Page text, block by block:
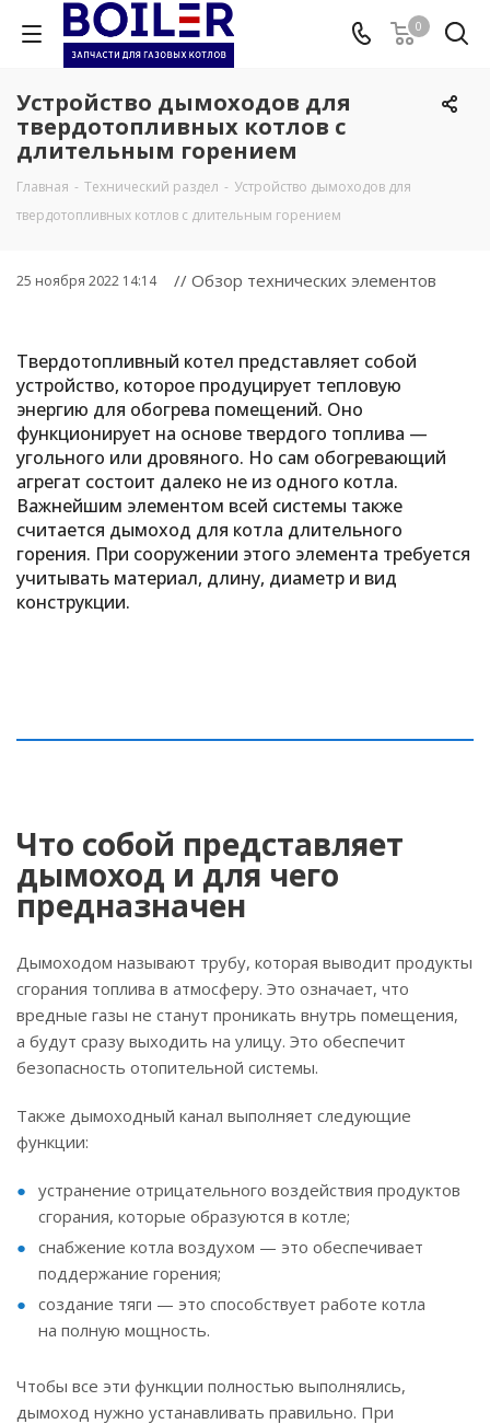
0
Устройство дымоходов для
твердотопливных котлов с
длительным горением
Главная - Технический раздел - Устройство дымоходов для
твердотопливных котлов с длительным горением
25 ноября 2022 14:14 // Обзор технических элементов
Твердотопливный котел представляет собой
устройство, которое продуцирует тепловую
энергию для обогрева помещений. Оно
функционирует на основе твердого топлива —
угольного или дровяного. Но сам обогревающий
агрегат состоит далеко не из одного котла.
Важнейшим элементом всей системы также
считается дымоход для котла длительного
горения. При сооружении этого элемента требуется
учитывать материал, длину, диаметр и вид
конструкции.
Что собой представляет
дымоход и для чего
предназначен
Дымоходом называют трубу, которая выводит продукты
сгорания топлива в атмосферу. Это означает, что
вредные газы не станут проникать внутрь помещения,
а будут сразу выходить на улицу. Это обеспечит
безопасность отопительной системы.
Также дымоходный канал выполняет следующие
функции:
устранение отрицательного воздействия продуктов
сгорания, которые образуются в котле;
снабжение котла воздухом — это обеспечивает
поддержание горения;
создание тяги — это способствует работе котла
на полную мощность.
Чтобы все эти функции полностью выполнялись,
дымоход нужно устанавливать правильно. При